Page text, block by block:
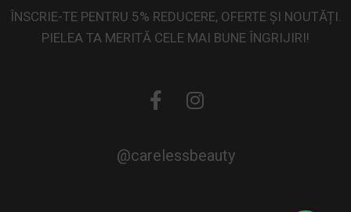
ÎNSCRIE-TE PENTRU 5% REDUCERE, OFERTE ȘI NOUTĂȚI.
PIELEA TA MERITĂ CELE MAI BUNE ÎNGRIJIRI!
@carelessbeauty